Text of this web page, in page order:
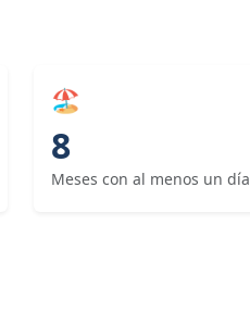
🏖
8
Meses con al menos un día